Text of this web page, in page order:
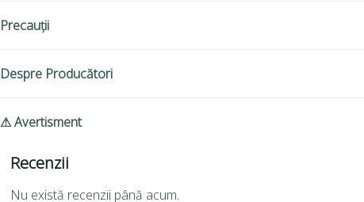
Precauții
Despre Producători
⚠ Avertisment
Recenzii
Nu există recenzii până acum.